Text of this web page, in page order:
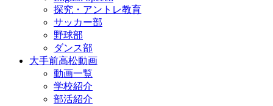
探究・アントレ教育
サッカー部
野球部
ダンス部
大手前高松動画
動画一覧
学校紹介
部活紹介